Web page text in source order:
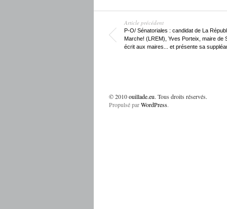
Article précédent
P-O/ Sénatoriales : candidat de La
Marche! (LREM), Yves Porteix, maire de
écrit aux maires... et présente sa
© 2010ouillade.eu. Tous droits réservés.
Propulsé parWordPress.